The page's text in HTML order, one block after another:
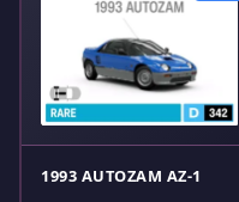
1993 AUTOZAM AZ-1